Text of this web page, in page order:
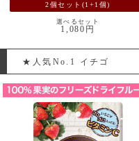
2個セット(1+1個)
選べるセット
1,080円
★人気No.1 イチゴ